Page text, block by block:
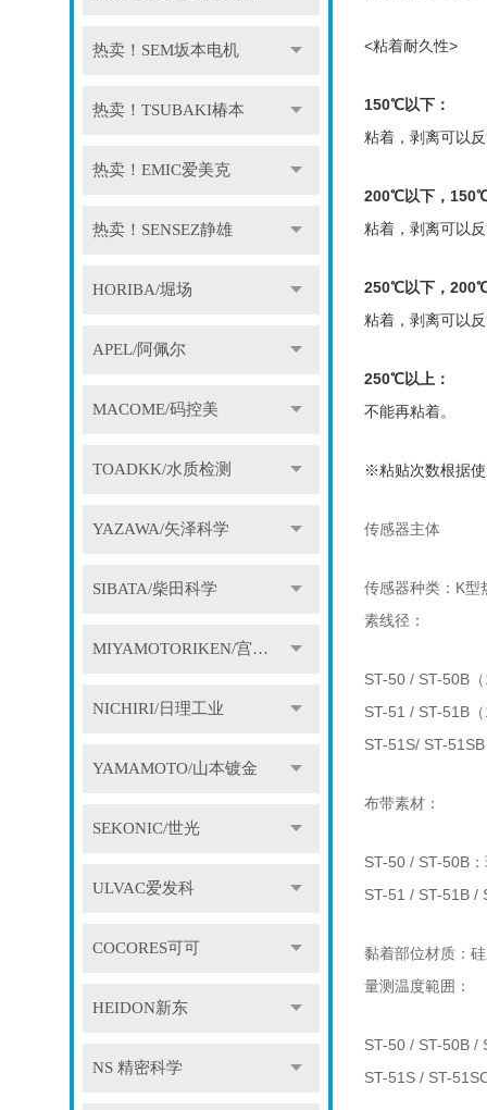
热卖！SEM坂本电机
热卖！TSUBAKI椿本
热卖！EMIC爱美克
热卖！SENSEZ静雄
HORIBA/堀场
APEL/阿佩尔
MACOME/码控美
TOADKK/水质检测
YAZAWA/矢泽科学
SIBATA/柴田科学
MIYAMOTORIKEN/宫本理研
NICHIRI/日理工业
YAMAMOTO/山本镀金
SEKONIC/世光
ULVAC爱发科
COCORES可可
HEIDON新东
NS 精密科学
<粘着耐久性>
150℃以下：
粘着，剥离可以
200℃以下，
粘着，剥离可以
250℃以下，
粘着，剥离可以
250℃以上：
不能再粘着。
※粘贴次数根据
传感器主体
传感器种类：K
素线径：
ST-50 / ST-50B
ST-51 / ST-51B
ST-51S/ ST-
布带素材：
ST-50 / ST-50B
ST-51 / ST-51B /
黏着部位材质：
量测温度範囲：
ST-50 / ST-50B /
ST-51S / ST-